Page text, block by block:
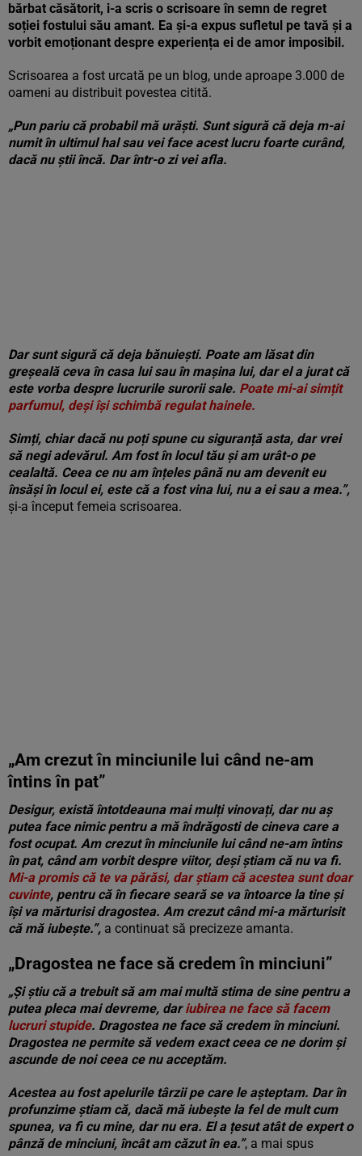
bărbat căsătorit, i-a scris o scrisoare în semn de regret
soției fostului său amant. Ea și-a expus sufletul pe tavă și a
vorbit emoționant despre experiența ei de amor imposibil.
Scrisoarea a fost urcată pe un blog, unde aproape 3.000 de
oameni au distribuit povestea citită.
„Pun pariu că probabil mă urăști. Sunt sigură că deja m-ai
numit în ultimul hal sau vei face acest lucru foarte curând,
dacă nu știi încă. Dar într-o zi vei afla.
Dar sunt sigură că deja bănuiești. Poate am lăsat din
greșeală ceva în casa lui sau în mașina lui, dar el a jurat că
este vorba despre lucrurile surorii sale. Poate mi-ai simțit
parfumul, deși își schimbă regulat hainele.
Simți, chiar dacă nu poți spune cu siguranță asta, dar vrei
să negi adevărul. Am fost în locul tău și am urât-o pe
cealaltă. Ceea ce nu am înțeles până nu am devenit eu
însăși în locul ei, este că a fost vina lui, nu a ei sau a mea.”,
și-a început femeia scrisoarea.
„Am crezut în minciunile lui când ne-am
întins în pat”
Desigur, există întotdeauna mai mulți vinovați, dar nu aș
putea face nimic pentru a mă îndrăgosti de cineva care a
fost ocupat. Am crezut în minciunile lui când ne-am întins
în pat, când am vorbit despre viitor, deși știam că nu va fi.
Mi-a promis că te va părăsi, dar știam că acestea sunt doar
cuvinte, pentru că în fiecare seară se va întoarce la tine și
își va mărturisi dragostea. Am crezut când mi-a mărturisit
că mă iubește.”, a continuat să precizeze amanta.
„Dragostea ne face să credem în minciuni”
„Și știu că a trebuit să am mai multă stima de sine pentru a
putea pleca mai devreme, dariubirea ne face să facem
lucruri stupide. Dragostea ne face să credem în minciuni.
Dragostea ne permite să vedem exact ceea ce ne dorim și
ascunde de noi ceea ce nu acceptăm.
Acestea au fost apelurile târzii pe care le așteptam. Dar în
profunzime știam că, dacă mă iubește la fel de mult cum
spunea, va fi cu mine, dar nu era. El a țesut atât de expert o
pânză de minciuni, încât am căzut în ea.”, a mai spus